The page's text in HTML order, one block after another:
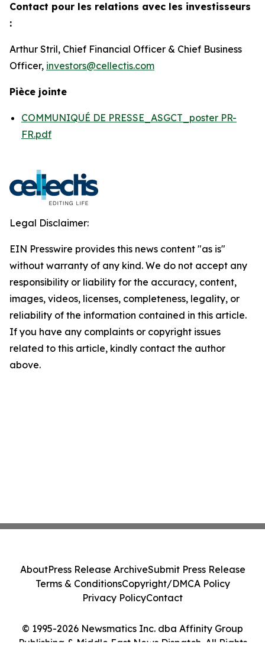
Contact pour les relations avec les investisseurs
:
Arthur Stril, Chief Financial Officer & Chief Business
Officer, investors@cellectis.com
Pièce jointe
COMMUNIQUÉ DE PRESSE_ASGCT_poster PR-
FR.pdf
Legal Disclaimer:
EIN Presswire provides this news content "as is"
without warranty of any kind. We do not accept any
responsibility or liability for the accuracy, content,
images, videos, licenses, completeness, legality, or
reliability of the information contained in this article.
If you have any complaints or copyright issues
related to this article, kindly contact the author
above.
© 1995-2026 Newsmatics Inc. dba Affinity Group
Publishing & Middle East News Dispatch. All Rights
AboutPress Release ArchiveSubmit Press Release
Terms & ConditionsCopyright/DMCA Policy
Privacy PolicyContact